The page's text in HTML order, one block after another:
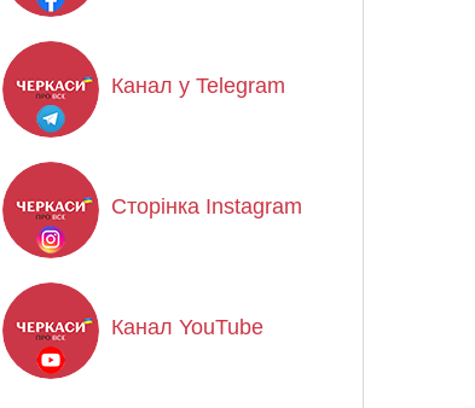
Канал у Telegram
Сторінка Instagram
Канал YouTube